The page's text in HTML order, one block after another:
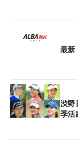
優勝スコアが1
行Duoカードレ
「日本女子オー
つポテンシャル
た。グリーンは
クは「76.9803
最新
渋野
季活